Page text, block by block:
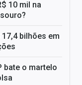
10 mil na
17,4 bilhões em
bate o martelo